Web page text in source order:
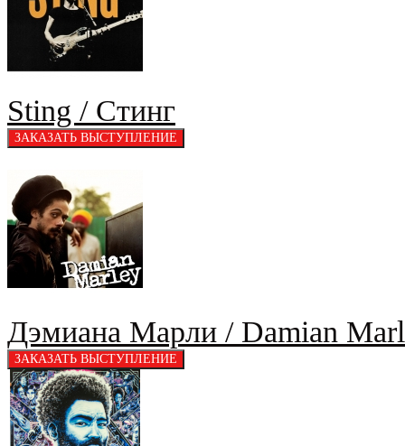
Sting / Стинг
Дэмиана Марли / Damian